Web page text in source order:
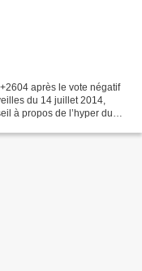
après le vote négatif
du 14 juillet 2014,
à propos de l’hyper du